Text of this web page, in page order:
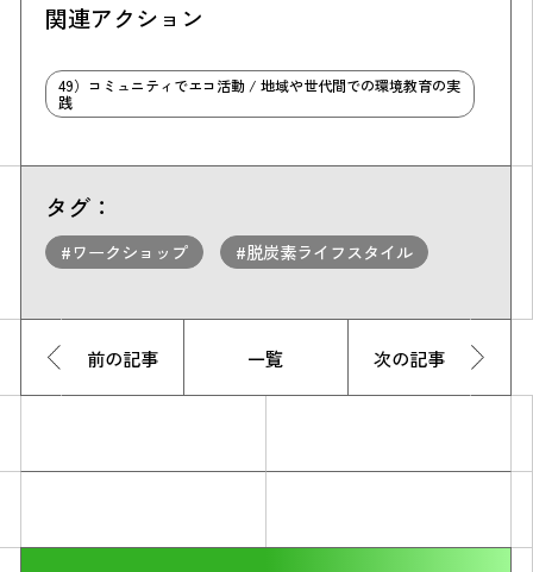
関連アクション
49）コミュニティでエコ活動 / 地域や世代間での環境教育の実
践
タグ：
#ワークショップ #脱炭素ライフスタイル
前の記事 一覧 次の記事